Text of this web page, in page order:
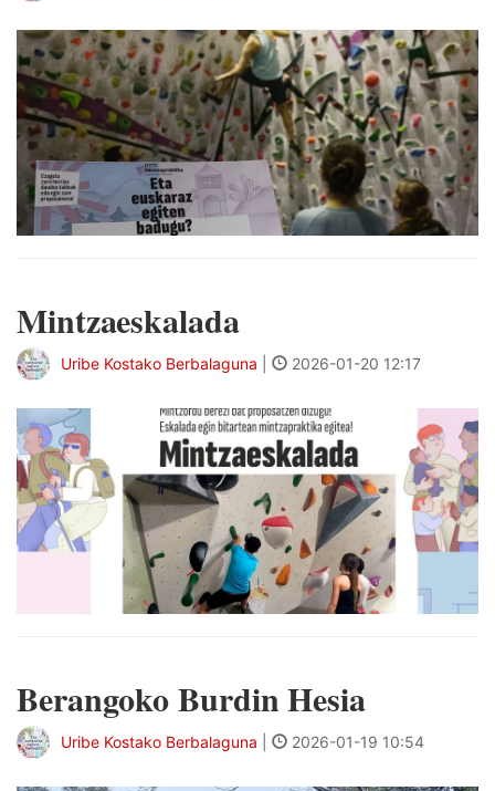
Mintzaeskalada
Uribe Kostako Berbalaguna 2026-01-20 12:17
Berangoko Burdin Hesia
Uribe Kostako Berbalaguna 2026-01-19 10:54